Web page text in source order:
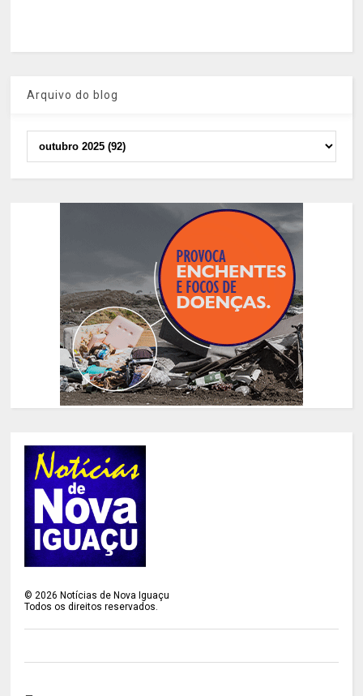
Arquivo do blog
©2026 Notícias de Nova Iguaçu
Todos os direitos reservados.